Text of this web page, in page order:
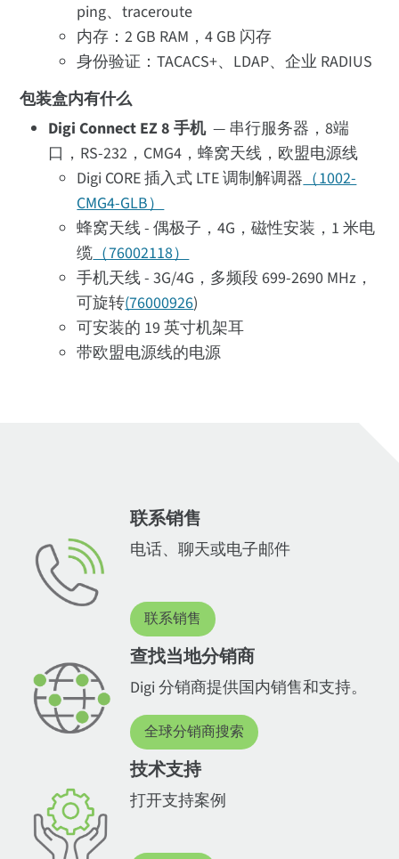
ping、traceroute
内存：2 GB RAM，4 GB 闪存
身份验证：TACACS+、LDAP、企业 RADIUS
包装盒内有什么
Digi Connect EZ 8 手机 — 串行服务器，8端
口，RS-232，CMG4，蜂窝天线，欧盟电源线
Digi CORE 插入式 LTE 调制解调器（1002-
CMG4-GLB）
蜂窝天线 - 偶极子，4G，磁性安装，1 米电
缆（76002118）
手机天线 - 3G/4G，多频段 699-2690 MHz，
可旋转(76000926)
可安装的 19 英寸机架耳
带欧盟电源线的电源
联系销售
电话、聊天或电子邮件
联系销售
查找当地分销商
Digi 分销商提供国内销售和支持。
全球分销商搜索
技术支持
打开支持案例